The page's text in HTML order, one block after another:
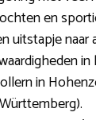
en
uitstapje naar
in